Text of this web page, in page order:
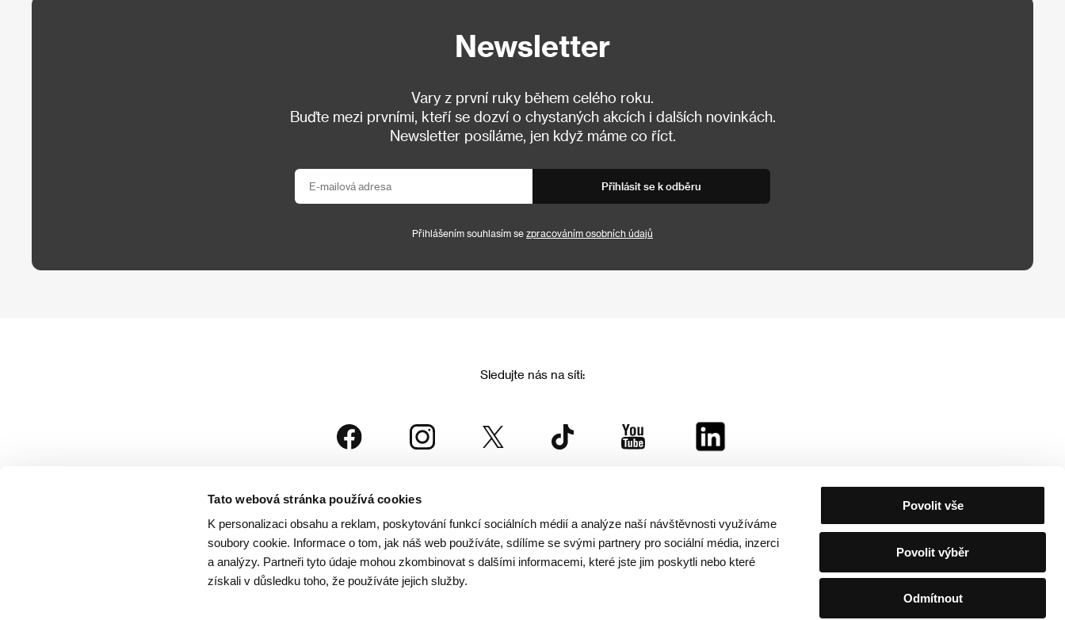
Tato webová stránka používá cookies
K personalizaci obsahu a reklam, poskytování funkcí sociálních médií a analýze naší návštěvnosti využíváme
soubory cookie. Informace o tom, jak náš web používáte, sdílíme se svými partnery pro sociální média, inzerci
a analýzy. Partneři tyto údaje mohou zkombinovat s dalšími informacemi, které jste jim poskytli nebo které
získali v důsledku toho, že používáte jejich služby.
Povolit vše
Povolit výběr
Odmítnout
Newsletter
Vary z první ruky během celého roku.
Buďte mezi prvními, kteří se dozví o chystaných akcích i dalších novinkách.
Newsletter posíláme, jen když máme co říct.
Přihlásit se k odběru
Přihlášením souhlasím se zpracováním osobních údajů
Sledujte nás na síti:
je součástí rodiny KVIFF Group, která zastřešuje i další projekty: